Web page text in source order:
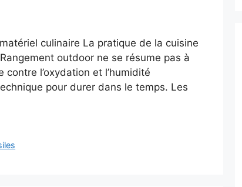
culinaire La pratique de la cuisine
outdoor ne se résume pas à
contre l’oxydation et l’humidité
pour durer dans le temps. Les